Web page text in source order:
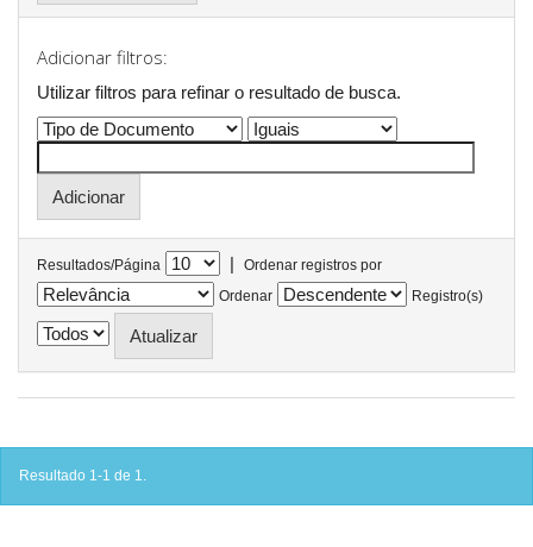
Adicionar filtros:
Utilizar filtros para refinar o resultado de busca.
Resultados/Página |
Ordenar registros por
Ordenar
Registro(s)
Resultado 1-1 de 1.